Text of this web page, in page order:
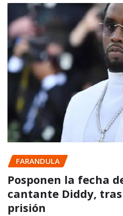
FARANDULA
Posponen la fecha
cantante Diddy,
prisión